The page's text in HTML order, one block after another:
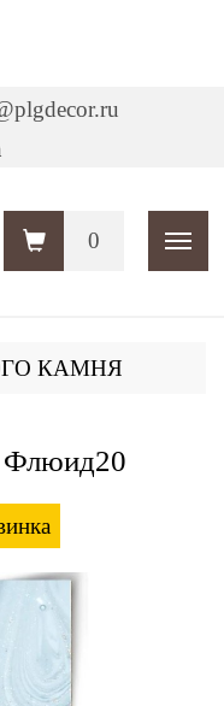
0
КАМНЯ
Флюид20